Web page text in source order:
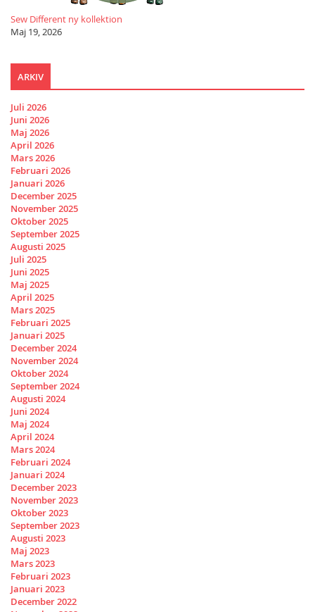
Sew Different ny kollektion
Maj 19, 2026
ARKIV
Juli 2026
Juni 2026
Maj 2026
April 2026
Mars 2026
Februari 2026
Januari 2026
December 2025
November 2025
Oktober 2025
September 2025
Augusti 2025
Juli 2025
Juni 2025
Maj 2025
April 2025
Mars 2025
Februari 2025
Januari 2025
December 2024
November 2024
Oktober 2024
September 2024
Augusti 2024
Juni 2024
Maj 2024
April 2024
Mars 2024
Februari 2024
Januari 2024
December 2023
November 2023
Oktober 2023
September 2023
Augusti 2023
Maj 2023
Mars 2023
Februari 2023
Januari 2023
December 2022